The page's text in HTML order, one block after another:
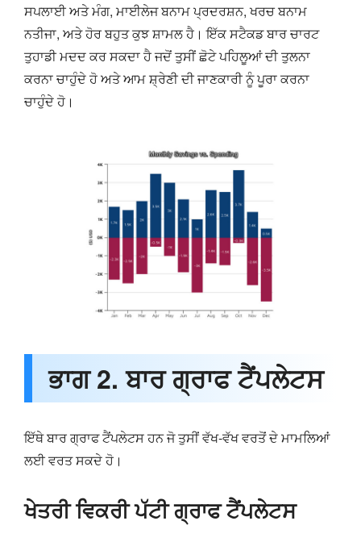
ਸਪਲਾਈ ਅਤੇ ਮੰਗ, ਮਾਈਲੇਜ ਬਨਾਮ ਪ੍ਰਦਰਸ਼ਨ, ਖਰਚ ਬਨਾਮ
ਨਤੀਜਾ, ਅਤੇ ਹੋਰ ਬਹੁਤ ਕੁਝ ਸ਼ਾਮਲ ਹੈ। ਇੱਕ ਸਟੈਕਡ ਬਾਰ ਚਾਰਟ
ਤੁਹਾਡੀ ਮਦਦ ਕਰ ਸਕਦਾ ਹੈ ਜਦੋਂ ਤੁਸੀਂ ਛੋਟੇ ਪਹਿਲੂਆਂ ਦੀ ਤੁਲਨਾ
ਕਰਨਾ ਚਾਹੁੰਦੇ ਹੋ ਅਤੇ ਆਮ ਸ਼੍ਰੇਣੀ ਦੀ ਜਾਣਕਾਰੀ ਨੂੰ ਪੂਰਾ ਕਰਨਾ
ਚਾਹੁੰਦੇ ਹੋ।
ਭਾਗ 2. ਬਾਰ ਗ੍ਰਾਫ ਟੈਂਪਲੇਟਸ
ਇੱਥੇ ਬਾਰ ਗ੍ਰਾਫ ਟੈਂਪਲੇਟਸ ਹਨ ਜੋ ਤੁਸੀਂ ਵੱਖ-ਵੱਖ ਵਰਤੋਂ ਦੇ ਮਾਮਲਿਆਂ
ਲਈ ਵਰਤ ਸਕਦੇ ਹੋ।
ਖੇਤਰੀ ਵਿਕਰੀ ਪੱਟੀ ਗ੍ਰਾਫ ਟੈਂਪਲੇਟਸ